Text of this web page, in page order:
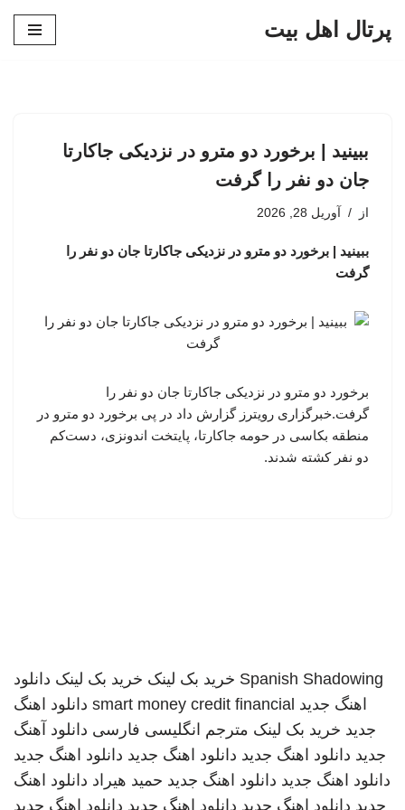
پرتال اهل بیت
ببینید | برخورد دو مترو در نزدیکی جاکارتا
جان دو نفر را گرفت
از آوریل 28, 2026
ببینید | برخورد دو مترو در نزدیکی جاکارتا جان دو نفر را
گرفت
برخورد دو مترو در نزدیکی جاکارتا جان دو نفر را
گرفت.خبرگزاری رویترز گزارش داد در پی برخورد دو مترو در
منطقه بکاسی در حومه جاکارتا، پایتخت اندونزی، دست‌کم
دو نفر کشته شدند.
Spanish Shadowing خرید بک لینک خرید بک لینک دانلود
اهنگ جدید smart money credit financial دانلود اهنگ
جدید خرید بک لینک مترجم انگلیسی فارسی دانلود آهنگ
جدید دانلود اهنگ جدید دانلود اهنگ جدید دانلود اهنگ جدید
دانلود اهنگ جدید دانلود اهنگ جدید حمید هیراد دانلود اهنگ
جدید دانلود اهنگ جدید دانلود اهنگ جدید دانلود اهنگ جدید